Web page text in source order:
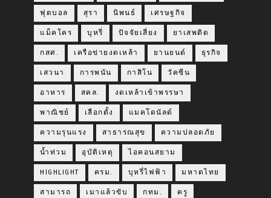
ฟุตบอล สุรา นิพนธ์ เศรษฐกิจ
แม็คโคร บุหรี่ ปัจจัยเสี่ยง ยาเสพติด
กสศ. เครือข่ายงดเหล้า ยานยนต์ ธุรกิจ
เสวนา การพนัน กาสิโน วัคซีน
อาหาร สคล. งดเหล้าเข้าพรรษา
พาณิชย์ เลือกตั้ง แมคโดนัลด์
ความรุนแรง สาธารณสุข ความปลอดภัย
น้ำท่วม อุบัติเหตุ ไอคอนสยาม
HIGHLIGHT ครม. บุหรี่ไฟฟ้า มหาดไทย
สามารถ เมาแล้วขับ กทม. ครู